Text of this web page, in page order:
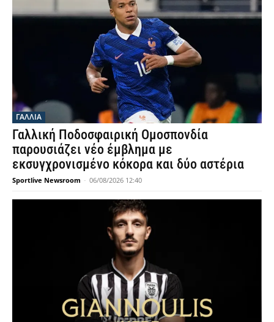
ΓΑΛΛΙΑ
Γαλλική Ποδοσφαιρική Ομοσπονδία
παρουσιάζει νέο έμβλημα με
εκσυγχρονισμένο κόκορα και δύο αστέρια
Sportlive Newsroom - 06/08/2026 12:40